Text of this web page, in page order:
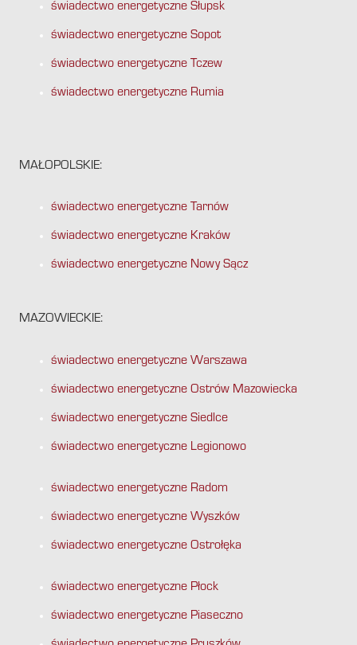
świadectwo energetyczne Słupsk
świadectwo energetyczne Sopot
świadectwo energetyczne Tczew
świadectwo energetyczne Rumia
MAŁOPOLSKIE:
świadectwo energetyczne Tarnów
świadectwo energetyczne Kraków
świadectwo energetyczne Nowy Sącz
MAZOWIECKIE:
świadectwo energetyczne Warszawa
świadectwo energetyczne Ostrów Mazowiecka
świadectwo energetyczne Siedlce
świadectwo energetyczne Legionowo
świadectwo energetyczne Radom
świadectwo energetyczne Wyszków
świadectwo energetyczne Ostrołęka
świadectwo energetyczne Płock
świadectwo energetyczne Piaseczno